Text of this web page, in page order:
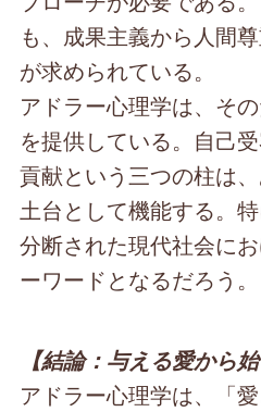
も、成果主義から人間
が求められている。
アドラー心理学は、そ
を提供している。自己
貢献という三つの柱は
土台として機能する。特
分断された現代社会に
ーワードとなるだろう。
【結論：与える愛から
アドラー心理学は、「